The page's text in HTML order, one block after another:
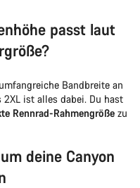
passt laut
Bandbreite an
2XL ist alles dabei. Du hast
Rennrad-Rahmengröße zu
deine Canyon